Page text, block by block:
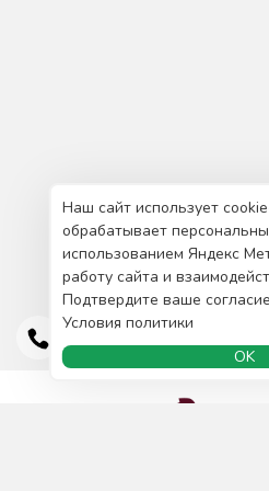
Наш сайт использует
обрабатывает
использованием Яндекс
работу сайта и
Подтвердите ваше
Условия политики
OK